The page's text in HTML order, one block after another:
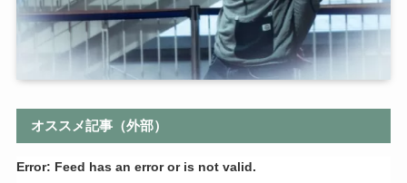
オススメ記事（外部）
Error: Feed has an error or is not valid.